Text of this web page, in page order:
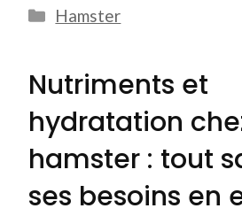
Catégories
Hamster
Nutriments et
hydratation
hamster : tout
ses besoins en